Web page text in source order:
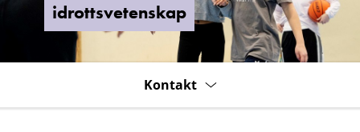
idrottsvetenskap
Kontakt